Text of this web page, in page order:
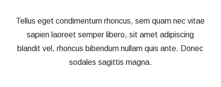
Tellus eget condimentum rhoncus, sem quam nec vitae
sapien laoreet semper libero, sit amet adipiscing
blandit vel, rhoncus bibendum nullam quis ante. Donec
sodales sagittis magna.